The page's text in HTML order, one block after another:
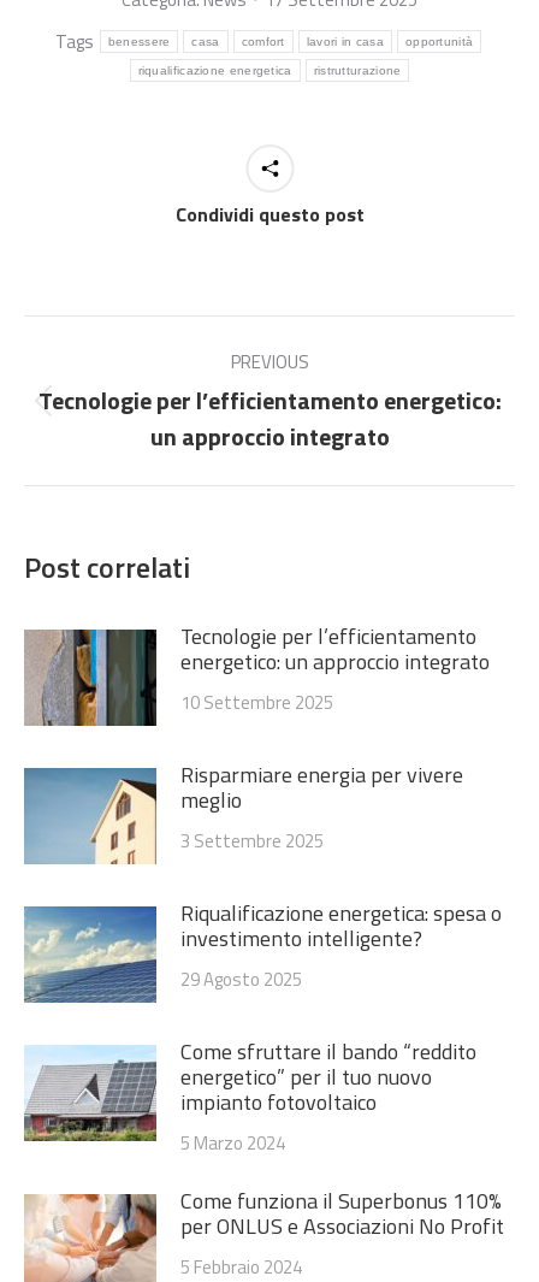
Tags
benessere casa comfort lavori in casa opportunità
riqualificazione energetica ristrutturazione
Condividi questo post
Commento
navigazione
PREVIOUS
Stile
dell'anteprima:
Tecnologie per l’efficientamento energetico:
un approccio integrato
Post correlati
Tecnologie per l’efficientamento
energetico: un approccio integrato
10 Settembre 2025
Risparmiare energia per vivere
meglio
3 Settembre 2025
Riqualificazione energetica: spesa o
investimento intelligente?
29 Agosto 2025
Come sfruttare il bando “reddito
energetico” per il tuo nuovo
impianto fotovoltaico
5 Marzo 2024
Come funziona il Superbonus 110%
per ONLUS e Associazioni No Profit
5 Febbraio 2024